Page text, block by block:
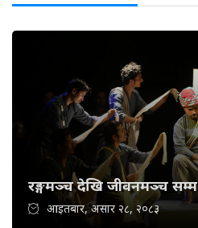
रङ्गमञ्च देखि जीवनमञ्च सम्म
आइतबार, असार २८, २०८३